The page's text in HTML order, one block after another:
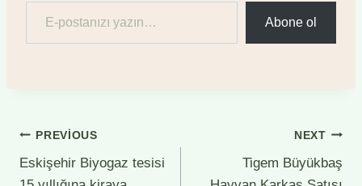
Abone ol
Yazı
gezinmesi
PREVIOUS
Eskişehir Biyogaz tesisi
NEXT
Tigem Büyükbaş